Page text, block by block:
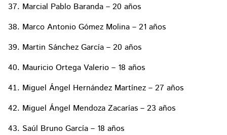
Marcial Pablo Baranda – 20 años
Marco Antonio Gómez Molina – 21 años
Martin Sánchez García – 20 años
Mauricio Ortega Valerio – 18 años
Miguel Ángel Hernández Martínez – 27 años
Miguel Ángel Mendoza Zacarías – 23 años
Saúl Bruno García – 18 años